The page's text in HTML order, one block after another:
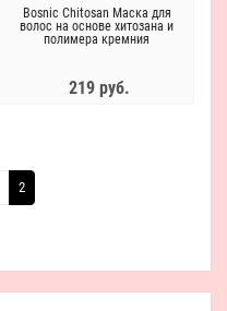
Bosnic Chitosan Маска для
волос на основе хитозана и
полимера кремния
219 руб.
2